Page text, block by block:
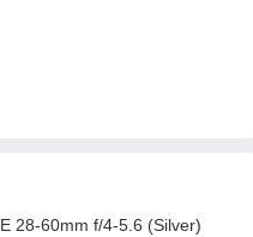
28-60mm f/4-5.6 (Silver)